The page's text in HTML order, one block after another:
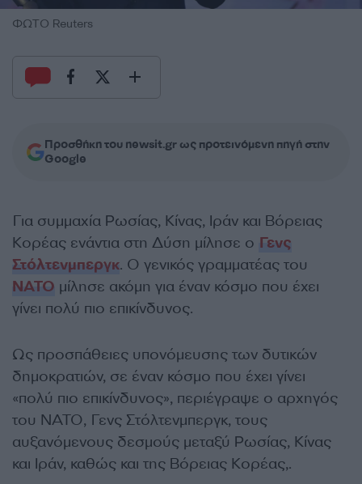
ΦΩΤΟ Reuters
Προσθήκη του newsit.gr ως προτεινόμενη πηγή στην
Google
Για συμμαχία Ρωσίας, Κίνας, Ιράν και Βόρειας
Κορέας ενάντια στη Δύση μίλησε ο Γενς
Στόλτενμπεργκ. Ο γενικός γραμματέας του
ΝΑΤΟ μίλησε ακόμη για έναν κόσμο που έχει
γίνει πολύ πιο επικίνδυνος.
Ως προσπάθειες υπονόμευσης των δυτικών
δημοκρατιών, σε έναν κόσμο που έχει γίνει
«πολύ πιο επικίνδυνος», περιέγραψε ο αρχηγός
του ΝΑΤΟ, Γενς Στόλτενμπεργκ, τους
αυξανόμενους δεσμούς μεταξύ Ρωσίας, Κίνας
και Ιράν, καθώς και της Βόρειας Κορέας,.